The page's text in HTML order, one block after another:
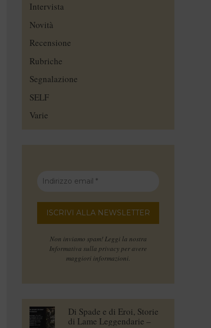
Intervista
Novità
Recensione
Rubriche
Segnalazione
SELF
Varie
Non inviamo spam! Leggi la nostra
Informativa sulla privacy per avere
maggiori informazioni.
Di Spade e di Eroi, Storie
di Lame Leggendarie –